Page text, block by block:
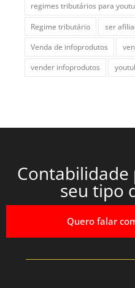
regimes tributários para
Regime tributário
ser
Venda de infoprodutos
vender infoprodutos
Contabilidade
seu tipo
Quero falar